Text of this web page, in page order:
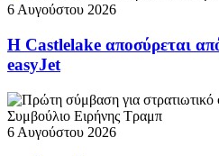
6 Αυγούστου 2026
Η Castlelake αποσύρεται
easyJet
6 Αυγούστου 2026